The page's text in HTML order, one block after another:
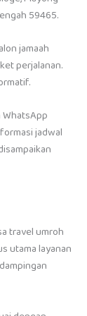
59465.
jamaah
perjalanan.
jadwal
travel umroh
utama layanan